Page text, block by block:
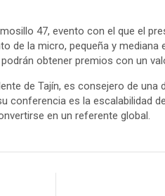
47, evento con el que el
de la micro, pequeña y mediana
obtener premios con un
de Tajín, es consejero de
conferencia es la escalabilidad
en un referente global.